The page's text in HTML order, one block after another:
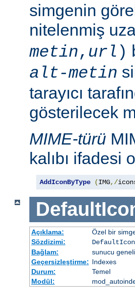
simgenin
nitelenmiş
metin, url )
alt-metin
tarayıcı
gösterilecek
MIME-türü
kalıbı ifadesi
AddIconByType (IMG,/
Açıklama:
Özel bir
Sözdizimi:
DefaultIcon
Bağlam:
sunucu
Geçersizleştirme: Indexes
Durum:
Temel
Modül: